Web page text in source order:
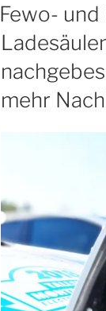
Fewo-
mehr